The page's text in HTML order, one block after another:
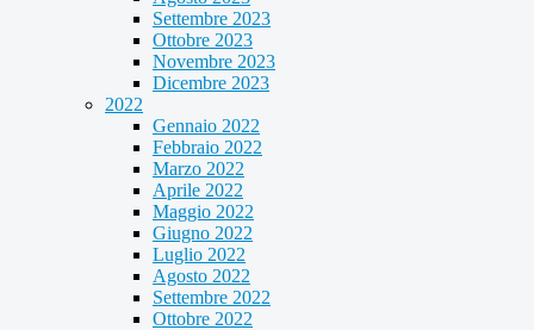
Settembre 2023
Ottobre 2023
Novembre 2023
Dicembre 2023
2022
Gennaio 2022
Febbraio 2022
Marzo 2022
Aprile 2022
Maggio 2022
Giugno 2022
Luglio 2022
Agosto 2022
Settembre 2022
Ottobre 2022